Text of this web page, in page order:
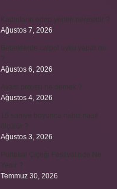
Kadınların edep yerleri neresidir ?
Ağustos 7, 2026
Bebeklerde calpol uyku yapar mı
Ağustos 6, 2026
Avam projesi ne demek ?
Ağustos 4, 2026
15 saniye boyunca nabız nasıl
Ağustos 3, 2026
Temmuz 30, 2026